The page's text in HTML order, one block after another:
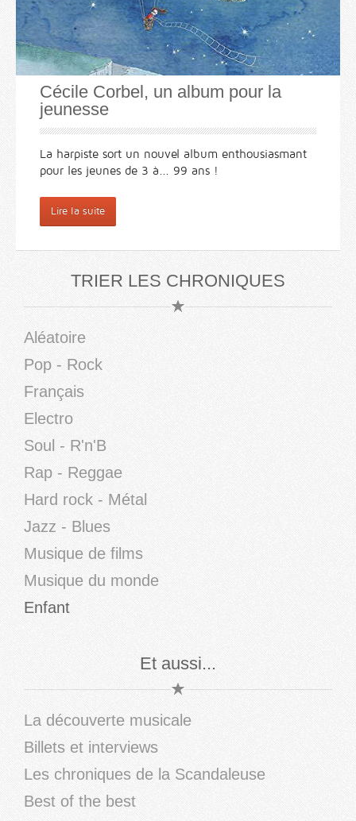
Cécile Corbel, un album pour la
jeunesse
La harpiste sort un nouvel album enthousiasmant
pour les jeunes de 3 à... 99 ans !
Lire la suite
TRIER LES CHRONIQUES
Aléatoire
Pop - Rock
Français
Electro
Soul - R'n'B
Rap - Reggae
Hard rock - Métal
Jazz - Blues
Musique de films
Musique du monde
Enfant
Et aussi...
La découverte musicale
Billets et interviews
Les chroniques de la Scandaleuse
Best of the best